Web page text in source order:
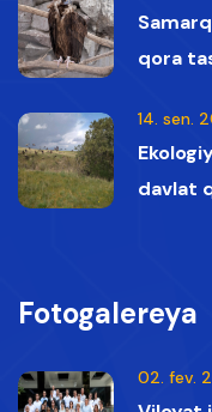
qora
14. sen.
davlat
Fotogalereya
02. fev.